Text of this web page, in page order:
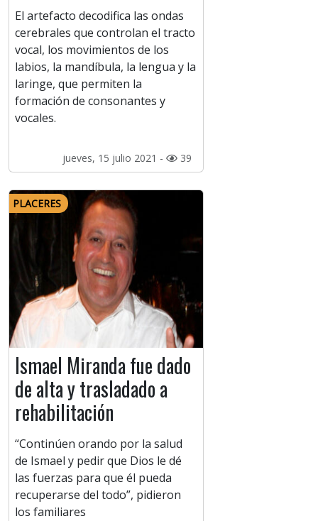
El artefacto decodifica las ondas
cerebrales que controlan el tracto
vocal, los movimientos de los
labios, la mandíbula, la lengua y la
laringe, que permiten la
formación de consonantes y
vocales.
jueves, 15 julio 2021 - 39
PLACERES
Ismael Miranda fue dado
de alta y trasladado a
rehabilitación
“Continúen orando por la salud
de Ismael y pedir que Dios le dé
las fuerzas para que él pueda
recuperarse del todo”, pidieron
los familiares